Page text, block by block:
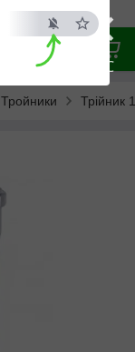
×
ESC
Тройники Трійник